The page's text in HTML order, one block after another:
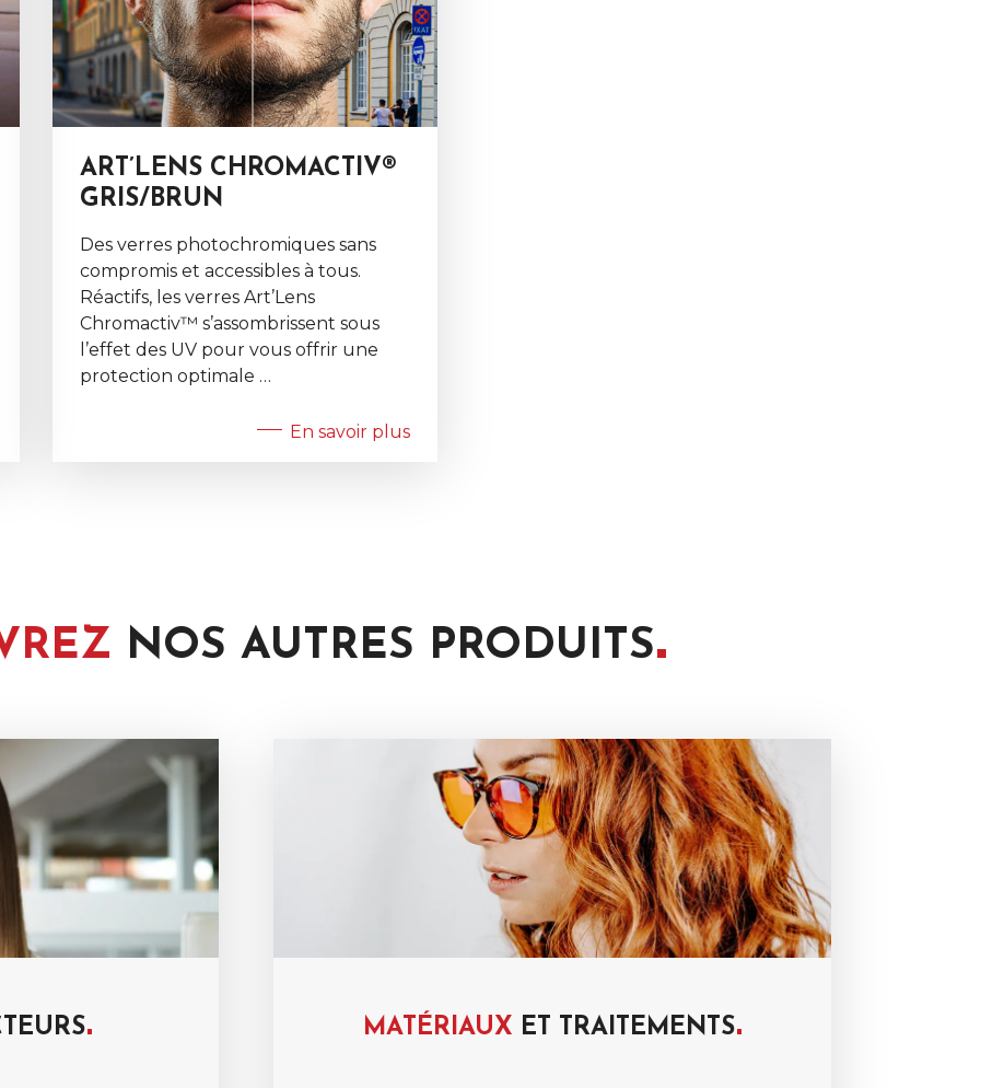
ART’LENS CHROMACTIV®
GRIS/BRUN
Des verres photochromiques sans
compromis et accessibles à tous.
Réactifs, les verres Art’Lens
Chromactiv™ s’assombrissent sous
l’effet des UV pour vous offrir une
protection optimale …
En savoir plus
NOS AUTRES PRODUITS
MATÉRIAUX ET TRAITEMENTS